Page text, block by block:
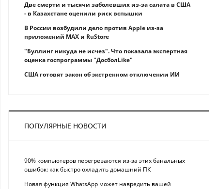
Две смерти и тысячи заболевших из-за салата в США
- в Казахстане оценили риск вспышки
В России возбудили дело против Apple из-за
приложений MAX и RuStore
"Буллинг никуда не исчез". Что показала экспертная
оценка госпрограммы "ДосболLike"
США готовят закон об экстренном отключении ИИ
ПОПУЛЯРНЫЕ НОВОСТИ
90% компьютеров перегреваются из-за этих банальных
ошибок: как быстро охладить домашний ПК
Новая функция WhatsApp может навредить вашей